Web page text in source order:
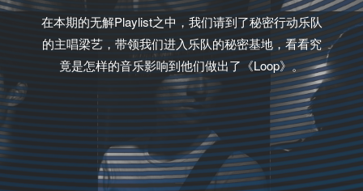
在本期的无解Playlist之中，我们请到了秘密行动乐队
的主唱梁艺，带领我们进入乐队的秘密基地，看看究
竟是怎样的音乐影响到他们做出了《Loop》。